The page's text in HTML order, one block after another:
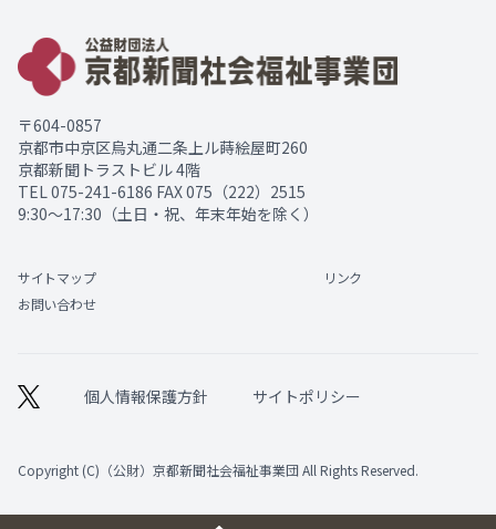
〒604-0857
京都市中京区烏丸通二条上ル蒔絵屋町260
京都新聞トラストビル 4階
TEL 075-241-6186 FAX 075（222）2515
9:30～17:30（土日・祝、年末年始を除く）
サイトマップ
リンク
お問い合わせ
個人情報保護方針 サイトポリシー
Copyright (C)（公財）京都新聞社会福祉事業団 All Rights Reserved.